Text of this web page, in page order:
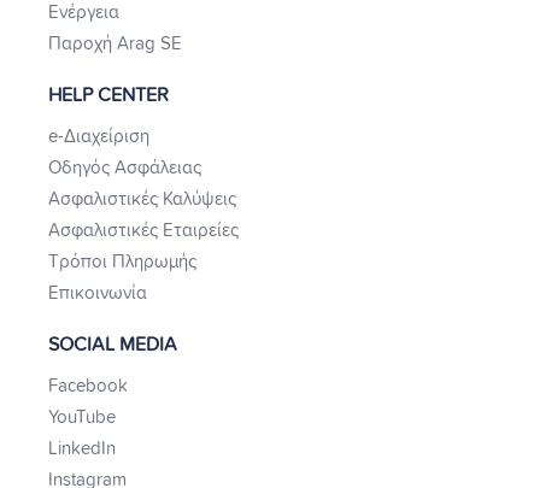
Ενέργεια
Παροχή Arag SE
HELP CENTER
e-Διαχείριση
Οδηγός Ασφάλειας
Ασφαλιστικές Καλύψεις
Ασφαλιστικές Εταιρείες
Τρόποι Πληρωμής
Επικοινωνία
SOCIAL MEDIA
Facebook
YouTube
LinkedIn
Instagram